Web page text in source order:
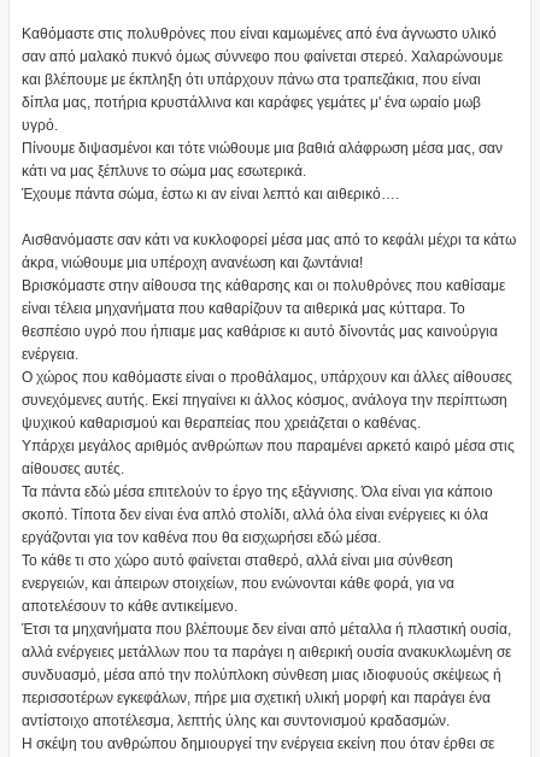
Καθόμαστε στις πολυθρόνες που είναι καμωμένες από ένα άγνωστο υλικό
σαν από μαλακό πυκνό όμως σύννεφο που φαίνεται στερεό. Χαλαρώνουμε
και βλέπουμε με έκπληξη ότι υπάρχουν πάνω στα τραπεζάκια, που είναι
δίπλα μας, ποτήρια κρυστάλλινα και καράφες γεμάτες μ' ένα ωραίο μωβ
υγρό.
Πίνουμε διψασμένοι και τότε νιώθουμε μια βαθιά αλάφρωση μέσα μας, σαν
κάτι να μας ξέπλυνε το σώμα μας εσωτερικά.
Έχουμε πάντα σώμα, έστω κι αν είναι λεπτό και αιθερικό….
Αισθανόμαστε σαν κάτι να κυκλοφορεί μέσα μας από το κεφάλι μέχρι τα κάτω
άκρα, νιώθουμε μια υπέροχη ανανέωση και ζωντάνια!
Βρισκόμαστε στην αίθουσα της κάθαρσης και οι πολυθρόνες που καθίσαμε
είναι τέλεια μηχανήματα που καθαρίζουν τα αιθερικά μας κύτταρα. Το
θεσπέσιο υγρό που ήπιαμε μας καθάρισε κι αυτό δίνοντάς μας καινούργια
ενέργεια.
Ο χώρος που καθόμαστε είναι ο προθάλαμος, υπάρχουν και άλλες αίθουσες
συνεχόμενες αυτής. Εκεί πηγαίνει κι άλλος κόσμος, ανάλογα την περίπτωση
ψυχικού καθαρισμού και θεραπείας που χρειάζεται ο καθένας.
Υπάρχει μεγάλος αριθμός ανθρώπων που παραμένει αρκετό καιρό μέσα στις
αίθουσες αυτές.
Τα πάντα εδώ μέσα επιτελούν το έργο της εξάγνισης. Όλα είναι για κάποιο
σκοπό. Τίποτα δεν είναι ένα απλό στολίδι, αλλά όλα είναι ενέργειες κι όλα
εργάζονται για τον καθένα που θα εισχωρήσει εδώ μέσα.
Το κάθε τι στο χώρο αυτό φαίνεται σταθερό, αλλά είναι μια σύνθεση
ενεργειών, και άπειρων στοιχείων, που ενώνονται κάθε φορά, για να
αποτελέσουν το κάθε αντικείμενο.
Έτσι τα μηχανήματα που βλέπουμε δεν είναι από μέταλλα ή πλαστική ουσία,
αλλά ενέργειες μετάλλων που τα παράγει η αιθερική ουσία ανακυκλωμένη σε
συνδυασμό, μέσα από την πολύπλοκη σύνθεση μιας ιδιοφυούς σκέψεως ή
περισσοτέρων εγκεφάλων, πήρε μια σχετική υλική μορφή και παράγει ένα
αντίστοιχο αποτέλεσμα, λεπτής ύλης και συντονισμού κραδασμών.
Η σκέψη του ανθρώπου δημιουργεί την ενέργεια εκείνη που όταν έρθει σε